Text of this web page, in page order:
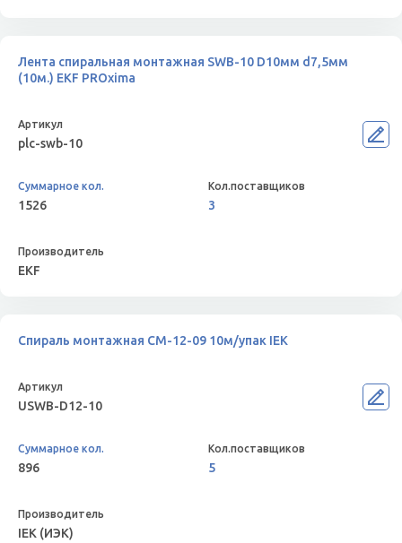
Лента спиральная монтажная SWB-10 D10мм d7,5мм
(10м.) EKF PROxima
plc-swb-10
1526 3
EKF
Спираль монтажная СМ-12-09 10м/упак IEK
USWB-D12-10
896 5
IEK (ИЭК)